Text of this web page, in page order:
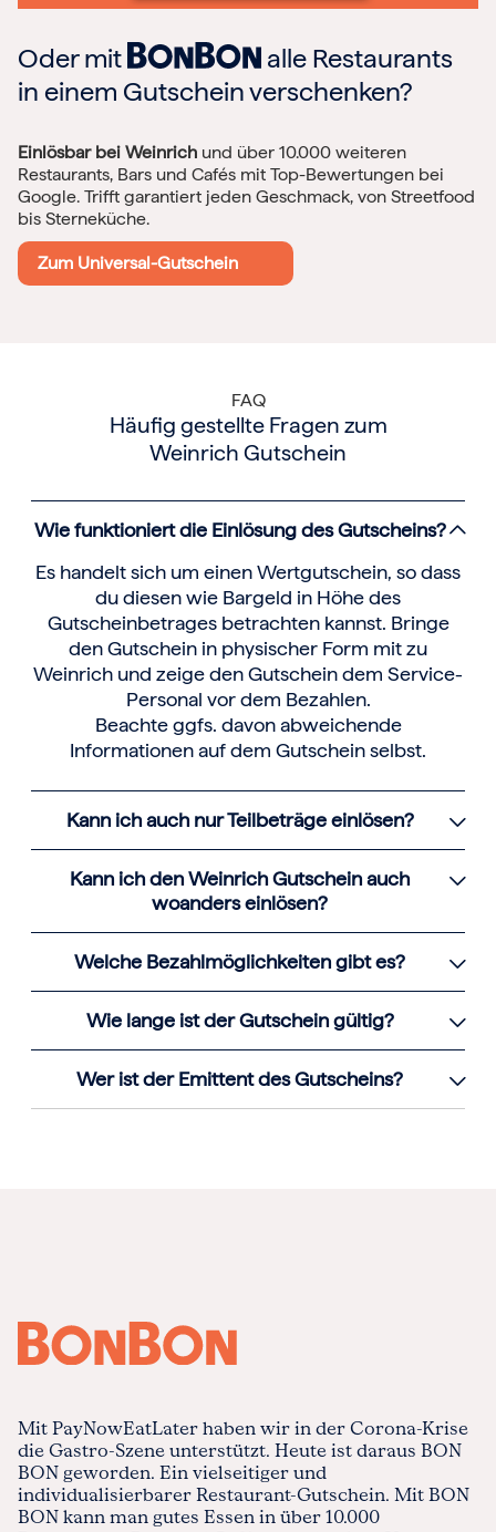
Oder mit
alle Restaurants
in einem Gutschein verschenken?
Einlösbar bei Weinrich und über 10.000 weiteren
Restaurants, Bars und Cafés mit Top-Bewertungen bei
Google. Trifft garantiert jeden Geschmack, von Streetfood
bis Sterneküche.
Zum Universal-Gutschein
FAQ
Häufig gestellte Fragen zum
Weinrich Gutschein
Wie funktioniert die Einlösung des Gutscheins?
Es handelt sich um einen Wertgutschein, so dass
du diesen wie Bargeld in Höhe des
Gutscheinbetrages betrachten kannst. Bringe
den Gutschein in physischer Form mit zu
Weinrich und zeige den Gutschein dem Service-
Personal vor dem Bezahlen.
Beachte ggfs. davon abweichende
Informationen auf dem Gutschein selbst.
Kann ich auch nur Teilbeträge einlösen?
Kann ich den Weinrich Gutschein auch
woanders einlösen?
Welche Bezahlmöglichkeiten gibt es?
Wie lange ist der Gutschein gültig?
Wer ist der Emittent des Gutscheins?
Mit PayNowEatLater haben wir in der Corona-Krise
die Gastro-Szene unterstützt. Heute ist daraus BON
BON geworden. Ein vielseitiger und
individualisierbarer Restaurant-Gutschein. Mit BON
BON kann man gutes Essen in über 10.000